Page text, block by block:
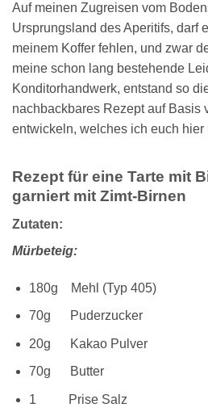
Auf meinen Zugreisen vom
Ursprungsland des Aperitifs, darf
meinem Koffer fehlen, und zwar
meine schon lang bestehende
Konditorhandwerk, entstand so
nachbackbares Rezept auf Basis
entwickeln, welches ich euch hier
Rezept für eine Tarte mit
garniert mit Zimt-Birnen
Zutaten:
Mürbeteig:
180g Mehl (Typ 405)
70g Puderzucker
20g Kakao Pulver
70g Butter
1 Prise Salz